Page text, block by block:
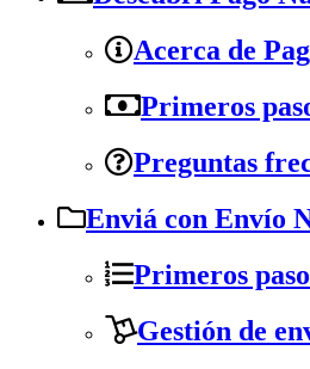
Acerca de
Primeros
Preguntas
Enviá con Envío
Primeros
Gestión de